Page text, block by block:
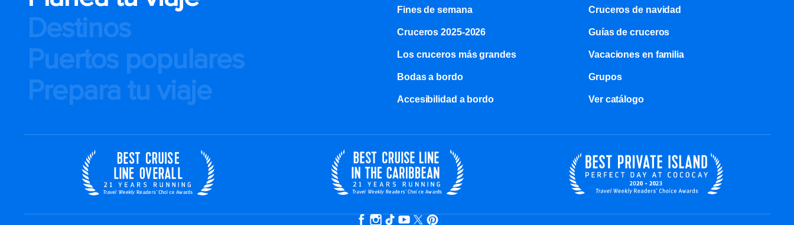
Destinos
Puertos populares
Prepara tu viaje
Fines de semana Cruceros de navidad
Cruceros 2025-2026 Guías de cruceros
Los cruceros más grandes Vacaciones en familia
Bodas a bordo Grupos
Accesibilidad a bordo Ver catálogo